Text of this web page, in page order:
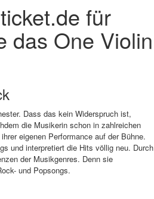
für
das One Violin
Dass das kein Widerspruch ist,
die Musikerin schon in zahlreichen
eigenen Performance auf der Bühne.
und interpretiert die Hits völlig neu. Durch
der Musikgenres. Denn sie
und Popsongs.